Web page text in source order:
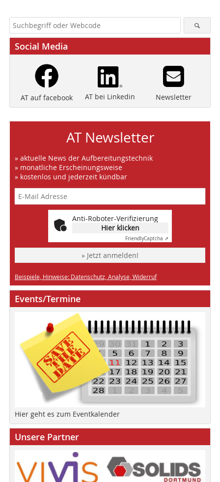
Social Media
AT auf facebook AT bei Linkedin Newsletter
AT Newsletter
» aktuelle News der Aufbereitungstechnik
» monatliche Erscheinungsweise
» kostenlos und jederzeit kündbar
Anti-Roboter-Verifizierung
Hier klicken
FriendlyCaptcha ⇗
» Jetzt anmelden!
Beispiele, Hinweise: Datenschutz, Analyse, Widerruf
Events/Termine
Hier geht es zum Eventkalender
Unsere Partner